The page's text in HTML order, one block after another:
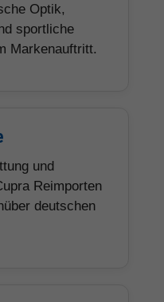
Optik,
sportliche
Markenauftritt.
und
Reimporten
deutschen